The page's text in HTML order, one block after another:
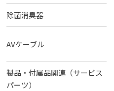
除菌消臭器
AVケーブル
製品・付属品関連（サービス
パーツ）